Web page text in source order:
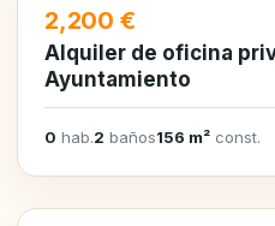
EN ALQUILER
2,200 €
Alquiler de oficina
Ayuntamiento
0 hab.2 baños156 m² const.